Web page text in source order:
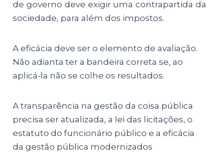
de governo deve exigir uma contrapartida da
sociedade, para além dos impostos.
A eficácia deve ser o elemento de avaliação.
Não adianta ter a bandeira correta se, ao
aplicá-la não se colhe os resultados.
A transparência na gestão da coisa pública
precisa ser atualizada, a lei das licitações, o
estatuto do funcionário público e a eficácia
da gestão pública modernizados